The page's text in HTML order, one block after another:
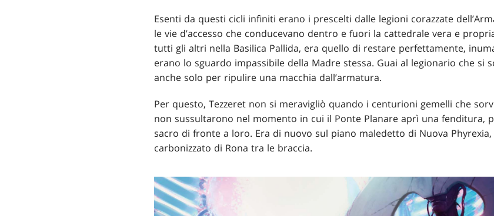
Esenti da questi cicli infiniti erano i prescelti dalle legioni corazzate
le vie d’accesso che conducevano dentro e fuori la cattedrale vera e
tutti gli altri nella Basilica Pallida, era quello di restare perfettamente,
erano lo sguardo impassibile della Madre stessa. Guai al legionario che si
anche solo per ripulire una macchia dall’armatura.
Per questo, Tezzeret non si meravigliò quando i centurioni gemelli che
non sussultarono nel momento in cui il Ponte Planare aprì una fenditura,
sacro di fronte a loro. Era di nuovo sul piano maledetto di Nuova Phyrexia,
carbonizzato di Rona tra le braccia.